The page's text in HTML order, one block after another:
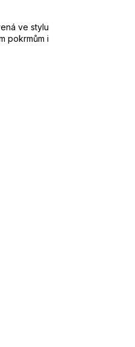
ve stylu
pokrmům i